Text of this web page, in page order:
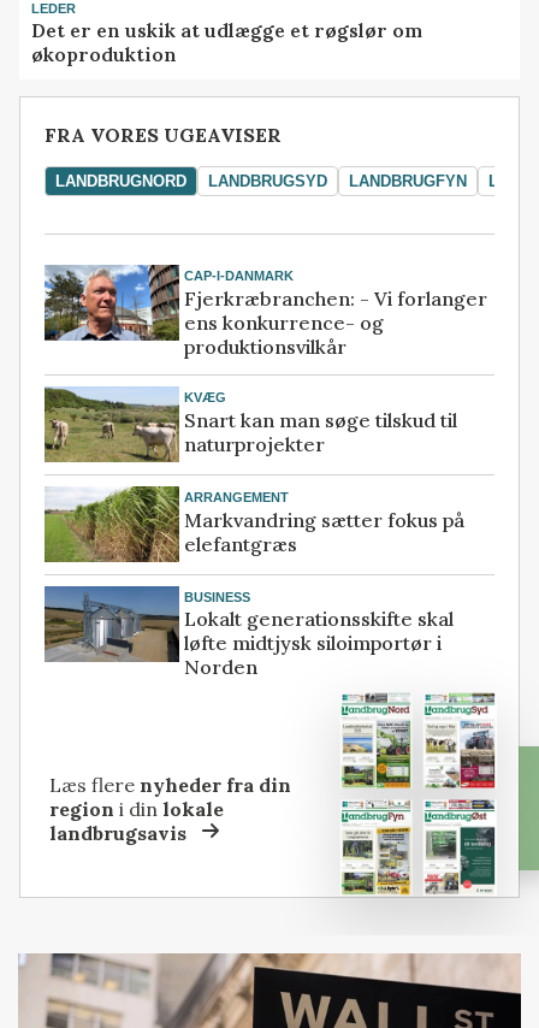
LEDER
Det er en uskik at udlægge et røgslør om
økoproduktion
FRA VORES UGEAVISER
LANDBRUGNORD LANDBRUGSYD LANDBRUGFYN
CAP-I-DANMARK
Fjerkræbranchen: - Vi forlanger
ens konkurrence- og
produktionsvilkår
KVÆG
Snart kan man søge tilskud til
naturprojekter
ARRANGEMENT
Markvandring sætter fokus på
elefantgræs
BUSINESS
Lokalt generationsskifte skal
løfte midtjysk siloimportør i
Norden
Læs flere nyheder fra din
region i dinlokale
landbrugsavis